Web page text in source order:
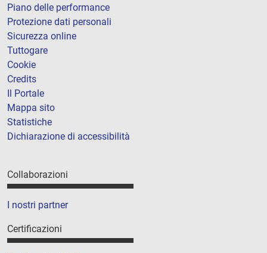
Piano delle performance
Protezione dati personali
Sicurezza online
Tuttogare
Cookie
Credits
Il Portale
Mappa sito
Statistiche
Dichiarazione di accessibilità
Collaborazioni
I nostri partner
Certificazioni